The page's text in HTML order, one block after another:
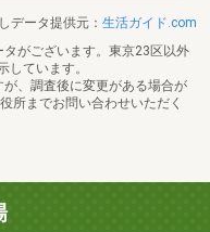
データ提供元： 生活ガイド.com
がございます。東京23区以外
ています。
、調査後に変更がある場合が
所までお問い合わせいただく